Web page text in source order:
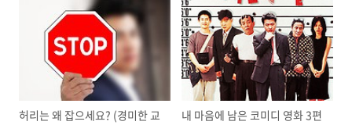
허리는 왜 잡으세요? (경미한 교
내 마음에 남은 코미디 영화 3편